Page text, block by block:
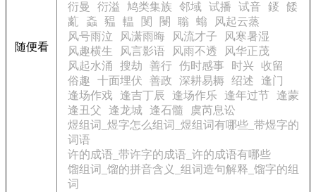
随便看
衍曼
衍溢 鸠类集族 邻域 试播 试音 錽
餧
薍
螡 豱 輼 閺 閿 聬 螉
风起云蒸
风号雨泣
风潇雨晦 风流才子
风寒暑湿
风趣横生
风言影语 风雨不透
风华正茂
风起水涌
搜劫 善行 伤时感事 时兴
收留
俗趣
十面埋伏 善政 深耕易耨 绍述
逢门
逢场作戏
逢吉丁辰 逢场作乐 逢年过节 逢蒙
逢丑父
逢龙城 逢石髓
虞芮息讼
煜组词_煜字怎么组词_煜组词有哪些_带煜字的
词语
许的成语_带许字的成语_许的成语有哪些
馏组词_馏的拼音含义_组词造句解释_馏字的组
词